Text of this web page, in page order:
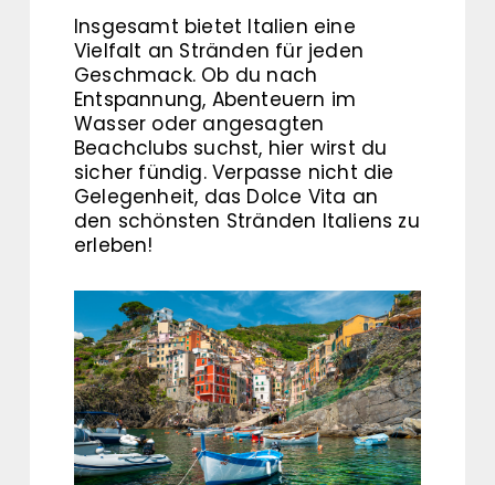
Insgesamt bietet Italien eine
Vielfalt an Stränden für jeden
Geschmack. Ob du nach
Entspannung, Abenteuern im
Wasser oder angesagten
Beachclubs suchst, hier wirst du
sicher fündig. Verpasse nicht die
Gelegenheit, das Dolce Vita an
den schönsten Stränden Italiens zu
erleben!